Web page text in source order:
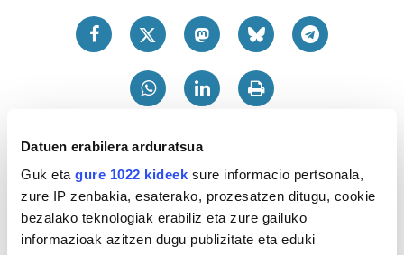
Datuen erabilera arduratsua
Guk eta gure 1022 kideek sure informacio pertsonala,
zure IP zenbakia, esaterako, prozesatzen ditugu, cookie
bezalako teknologiak erabiliz eta zure gailuko
informazioak azitzen dugu publizitate eta eduki